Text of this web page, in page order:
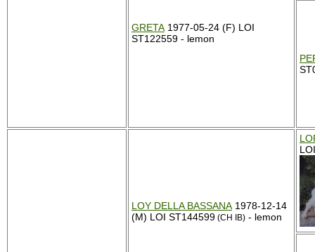
GRETA 1977-05-24 (F) LOI
ST122559 - lemon
LOY DELLA BASSANA 1978-12-14
(M) LOI ST144599 (CH IB) - lemon